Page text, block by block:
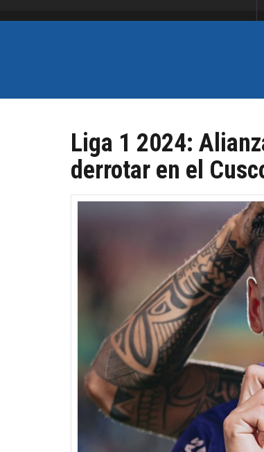
Liga 1 2024:
derrotar en el